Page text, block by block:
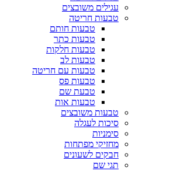
עגילים משובצים
טבעות חריטה
טבעות חותם
טבעות כתר
טבעות חלקות
טבעות לב
טבעות עם חריטה
טבעות פס
טבעת שם
טבעות אות
טבעות משובצים
סיכות לעגלה
סימניות
מחזיקי מפתחות
חבקים לשעונים
תגי שם